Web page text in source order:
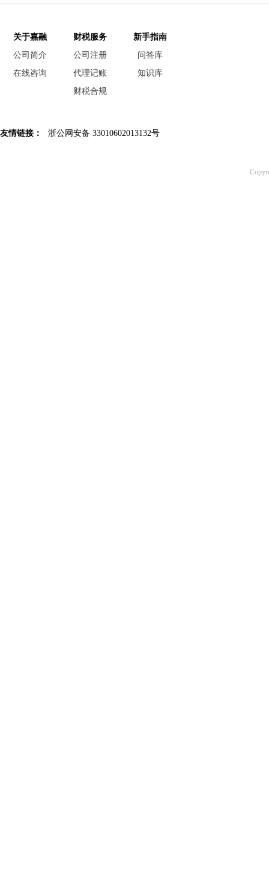
关于嘉融
公司简介
在线咨询
财税服务
公司注册
代理记账
财税合规
新手指南
问答库
知识库
友情链接： 浙公网安备 33010602013132号